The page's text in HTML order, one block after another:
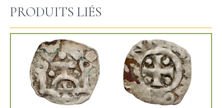
PRODUITS LIÉS